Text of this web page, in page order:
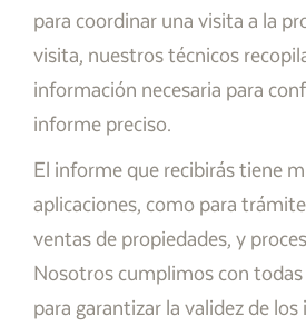
para coordinar una visita a la
visita, nuestros técnicos
información necesaria para
informe preciso.
El informe que recibirás tiene
aplicaciones, como para
ventas de propiedades, y
Nosotros cumplimos con
para garantizar la validez de